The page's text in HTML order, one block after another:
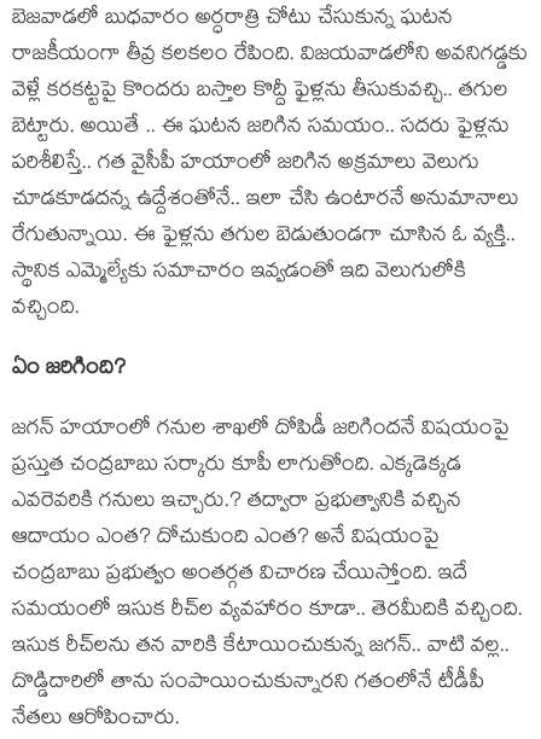
బెజ‌వాడ‌లో బుధ‌వారం అర్ధ‌రాత్రి చోటు చేసుకున్న ఘ‌ట‌న
రాజ‌కీయంగా తీవ్ర క‌ల‌క‌లం రేపింది. విజ‌యవాడలోని అవ‌నిగ‌డ్డ‌కు
వెళ్లే క‌ర‌క‌ట్ట‌పై కొందరు బ‌స్తాల కొద్దీ ఫైళ్ల‌ను తీసుకువ‌చ్చి.. త‌గుల
బెట్టారు. అయితే .. ఈ ఘ‌ట‌న జ‌రిగిన స‌మ‌యం.. స‌ద‌రు ఫైళ్ల‌ను
ప‌రిశీలిస్తే.. గ‌త వైసీపీ హ‌యాంలో జ‌రిగిన అక్ర‌మాలు వెలుగు
చూడ‌కూడ‌ద‌న్న ఉద్దేశంతోనే.. ఇలా చేసి ఉంటార‌నే అనుమానాలు
రేగుతున్నాయి. ఈ ఫైళ్ల‌ను త‌గుల బెడుతుండ‌గా చూసిన ఓ వ్య‌క్తి..
స్థానిక ఎమ్మెల్యేకు స‌మాచారం ఇవ్వ‌డంతో ఇది వెలుగులోకి
వ‌చ్చింది.
ఏం జ‌రిగింది?
జ‌గ‌న్ హ‌యాంలో గ‌నుల శాఖ‌లో దోపిడీ జ‌రిగింద‌నే విష‌యంపై
ప్ర‌స్తుత చంద్ర‌బాబు స‌ర్కారు కూపీ లాగుతోంది. ఎక్క‌డెక్క‌డ
ఎవ‌రెవ‌రికి గ‌నులు ఇచ్చారు.? త‌ద్వారా ప్ర‌భుత్వానికి వ‌చ్చిన
ఆదాయం ఎంత‌? దోచుకుంది ఎంత‌? అనే విష‌యంపై
చంద్ర‌బాబు ప్ర‌భుత్వం అంత‌ర్గ‌త విచార‌ణ చేయిస్తోంది. ఇదే
స‌మ‌యంలో ఇసుక రీచ్‌ల వ్య‌వ‌హారం కూడా.. తెర‌మీదికి వ‌చ్చింది.
ఇసుక రీచ్‌ల‌ను త‌న వారికి కేటాయించుకున్న జ‌గ‌న్‌.. వాటి వ‌ల్ల‌..
దొడ్డిదారిలో తాను సంపాయించుకున్నార‌ని గ‌తంలోనే టీడీపీ
నేత‌లు ఆరోపించారు.